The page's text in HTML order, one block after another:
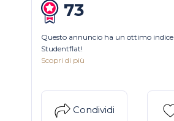
73
Questo annuncio ha un ottimo indice
Studentflat!
Scopri di più
Condividi